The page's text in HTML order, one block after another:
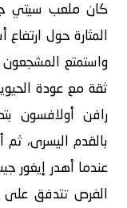
كان ملعب سيتي
المثارة حول
واستمتع
ثقة مع عودة
رافن أولافسون
بالقدم اليسرى، ثم
عندما أهدر
الفرص تتدفق على